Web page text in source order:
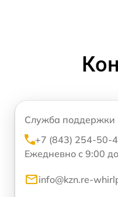
Служба поддержки
+7 (843) 254-50-
Ежедневно с 9:00
info@kzn.re-